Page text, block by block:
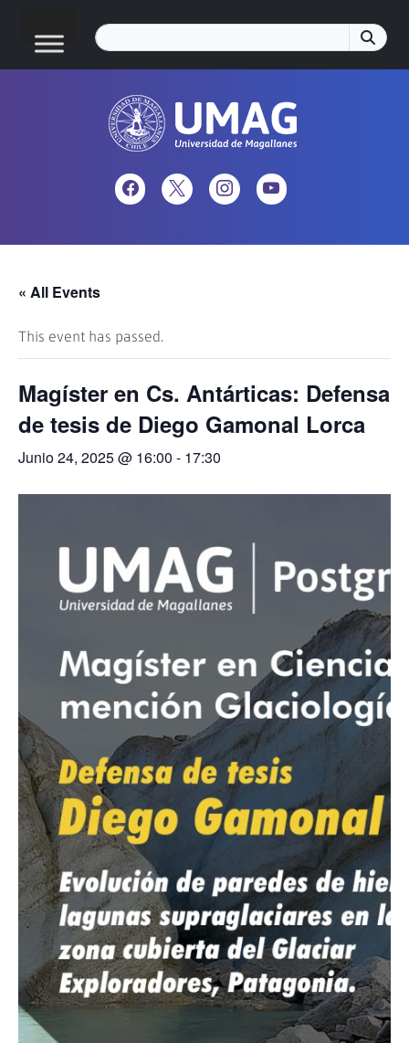
« All Events
This event has passed.
Magíster en Cs. Antárticas: Defensa
de tesis de Diego Gamonal Lorca
Junio 24, 2025 @ 16:00 - 17:30